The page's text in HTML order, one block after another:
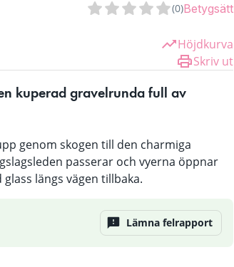
(0)Betygsätt
Höjdkurva
Skriv ut
kuperad gravelrunda full av
genom skogen till den charmiga
passerar och vyerna öppnar
längs vägen tillbaka.
Lämna felrapport